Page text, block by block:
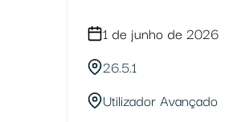
1 de junho de 2026
26.5.1
Utilizador Avançado